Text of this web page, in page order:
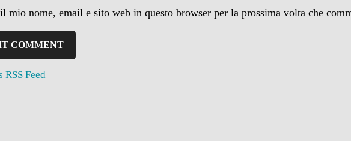
mio nome, email e sito web in questo browser per la prossima volta che
RSS Feed